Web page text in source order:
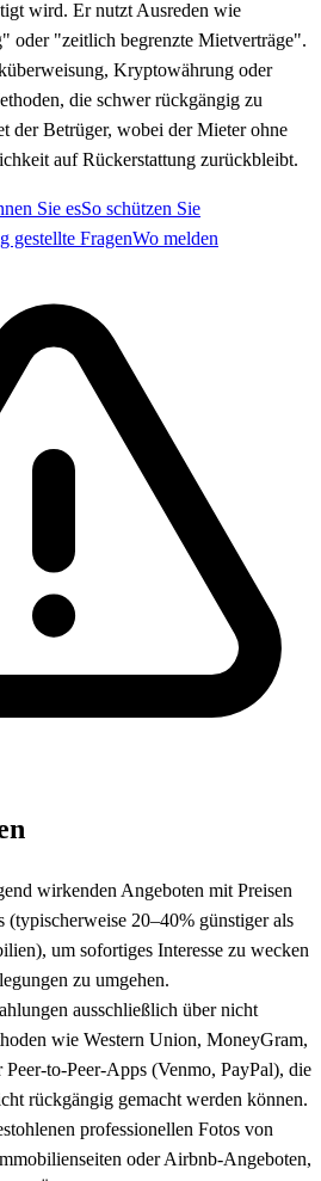
wird. Er nutzt Ausreden wie
oder "zeitlich begrenzte Mietverträge".
Kryptowährung oder
die schwer rückgängig zu
der Betrüger, wobei der Mieter ohne
auf Rückerstattung zurückbleibt.
Sie esSo schützen Sie
gestellte FragenWo melden
wirkenden Angeboten mit Preisen
(typischerweise 20–40% günstiger als
um sofortiges Interesse zu wecken
zu umgehen.
ausschließlich über nicht
wie Western Union, MoneyGram,
to-Peer-Apps (Venmo, PayPal), die
rückgängig gemacht werden können.
professionellen Fotos von
oder Airbnb-Angeboten,